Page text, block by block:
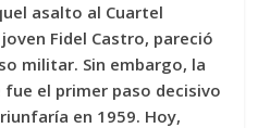
asalto al Cuartel
Fidel Castro, pareció
militar. Sin embargo, la
el primer paso decisivo
en 1959. Hoy,